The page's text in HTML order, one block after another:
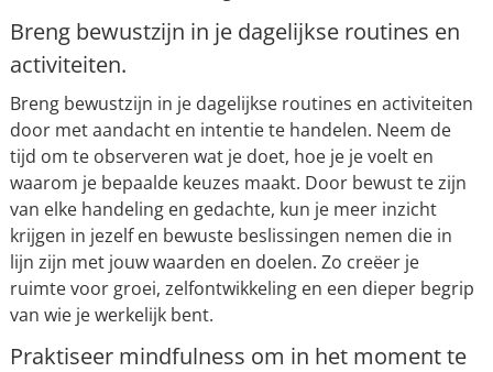
Breng bewustzijn in je dagelijkse routines en
activiteiten.
Breng bewustzijn in je dagelijkse routines en activiteiten
door met aandacht en intentie te handelen. Neem de
tijd om te observeren wat je doet, hoe je je voelt en
waarom je bepaalde keuzes maakt. Door bewust te zijn
van elke handeling en gedachte, kun je meer inzicht
krijgen in jezelf en bewuste beslissingen nemen die in
lijn zijn met jouw waarden en doelen. Zo creëer je
ruimte voor groei, zelfontwikkeling en een dieper begrip
van wie je werkelijk bent.
Praktiseer mindfulness om in het moment te